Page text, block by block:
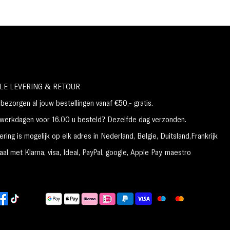
LEVERING & RETOUR
al jouw bestellingen vanaf €50,- gratis.
voor 16.00 u besteld? Dezelfde dag verzonden.
is mogelijk op elk adres in Nederland, België, Duitsland,Frankrijk
met Klarna, visa, Ideal, PayPal, google, Apple Pay, maestro